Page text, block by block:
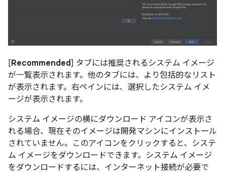
[Recommended] タブには推奨されるシステム イメージ
が一覧表示されます。他のタブには、より包括的なリスト
が表示されます。右ペインには、選択したシステム イメ
ージが表示されます。
システム イメージの横にダウンロード アイコンが表示さ
れる場合、現在そのイメージは開発マシンにインストール
されていません。このアイコンをクリックすると、システ
ム イメージをダウンロードできます。システム イメージ
をダウンロードするには、インターネット接続が必要で